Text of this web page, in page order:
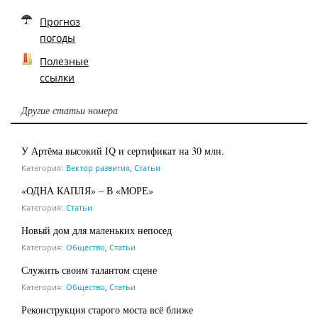
Прогноз
погоды
Полезные
ссылки
Другие статьи номера
У Артёма высокий IQ и сертификат на 30 млн.
Категория: Вектор развития Статьи
«ОДНА КАПЛЯ» – В «МОРЕ»
Категория: Статьи
Новый дом для маленьких непосед
Категория: Общество Статьи
Служить своим талантом сцене
Категория: Общество Статьи
Реконструкция старого моста всё ближе